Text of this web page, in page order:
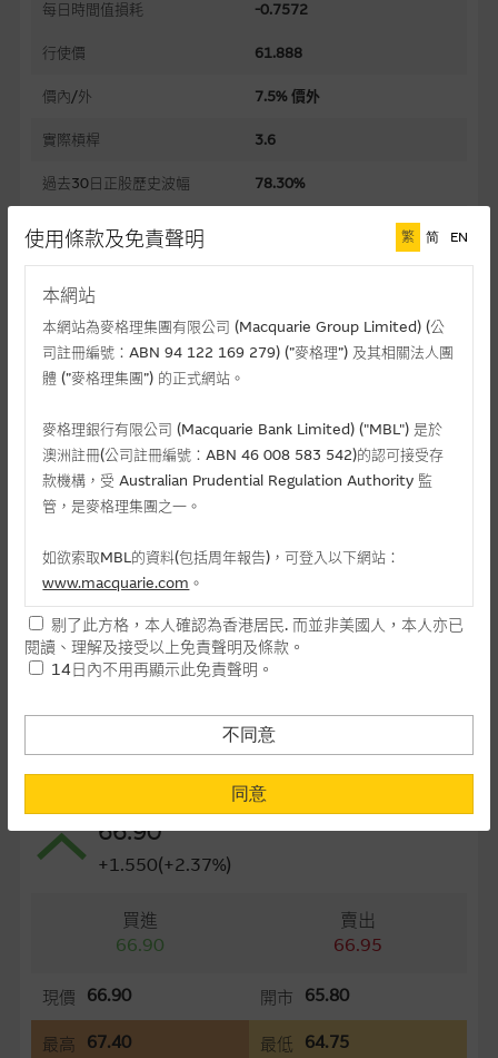
每日時間值損耗 -0.7572
行使價 61.888
價內/外 7.5% 價外
實際槓桿 3.6
過去30日正股歷史波幅 78.30%
槓桿比率
溢價 16.76%
到期日(日-月-年) 30/11/2026
最後交易日(日-月-年)
距離到期日 115日
街貨百分比 0.62%
最後更新日期： 07-08-2026 16:20
相關資產資料
66.90
+1.550(+2.37%)
買進
66.90
賣出
66.95
現價 66.90 開市 65.80
最高 67.40 最低 64.75
使用條款及免責聲明 繁 简 EN
本網站
本網站為麥格理集團有限公司 (Macquarie Group Limited) (公
司註冊編號：ABN 94 122 169 279) (”麥格理”) 及其相關法人團
體 (”麥格理集團”) 的正式網站。
麥格理銀行有限公司 (Macquarie Bank Limited) ("MBL") 是於
澳洲註冊(公司註冊編號：ABN 46 008 583 542)的認可接受存
款機構，受 Australian Prudential Regulation Authority 監
管，是麥格理集團之一。
如欲索取MBL的資料(包括周年報告)，可登入以下網站：
www.macquarie.com 。
本網站所載資料會隨時更改，而不作另行通知，如閣下欲取麥格
理的資料，可直接聯絡本集團職員。
民使用，並不提供或發售予美國人。本網站內容無意要約或唆使
閣下購買證券、基金單位或其他投資工具(不論在參考條款上或在
其他地方)，但清楚表明上述意圖的個別段落則屬例外。
提供網站內容的基準 – 使用時請考慮個人風險
網站內容來自我們在所示日期時認為可靠之來源，且均以真誠提
言，網站內容可能未必完整或準確。麥格理集團不會，亦沒有義
務更新網站內容，或修正任何其後變為明顯失實之地方。網站內
知。
任何指示價格報價、公開資料或分析是基於我們相信的假設及參
剔了此方格，本人確認為香港居民. 而並非美國人，本人亦已
閱讀、理解及接受以上免責聲明及條款。
14日內不用再顯示此免責聲明。
不同意
同意